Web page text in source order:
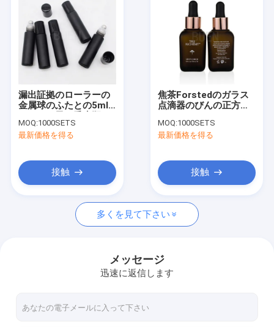
プロダクト
私達について
工場旅行
私達に連絡しなさい
ニュース
場合
引用を要求しなさい
ガラス化粧品の瓶
ガラス点滴器のびん
漏出証拠のローラーの
金属球のふたとの5ml
MOQ:1000SETS
最新価格を得る
接触
焦茶Forstedのガラス
点滴器のびんの正方形
MOQ:1000SETS
最新価格を得る
接触
多くを見て下さい
メッセージ
迅速に返信します